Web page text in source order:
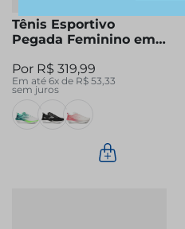
Tênis Esportivo
Pegada Feminino em
05 R$ 319,99
Em até 6x de R$ 53,33
sem juros